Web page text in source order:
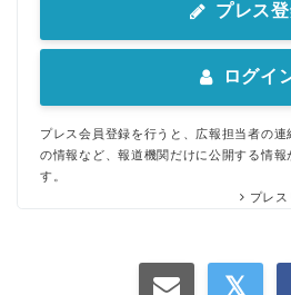
プレス
ログイ
プレス会員登録を行うと、広報担当者の
の情報など、報道機関だけに公開する情報
す。
プレ